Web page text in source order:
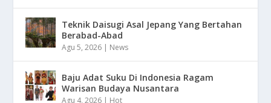
Teknik Daisugi Asal Jepang Yang Bertahan
Berabad-Abad
Agu 5, 2026 | News
Baju Adat Suku Di Indonesia Ragam
Warisan Budaya Nusantara
Agu 4, 2026 | Hot